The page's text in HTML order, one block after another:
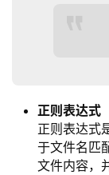
正则表达式
正则表达式
于文件名匹
文件内容，